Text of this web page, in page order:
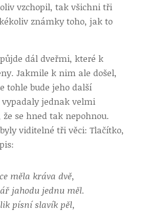
vzchopil, tak všichni tři
známky toho, jak to
půjde dál dveřmi, které k
Jakmile k nim ale došel,
tohle bude jeho další
vypadaly jednak velmi
se hned tak nepohnou.
viditelné tři věci: Tlačítko,
měla kráva dvě,
jahodu jednu měl.
písní slavík pěl,